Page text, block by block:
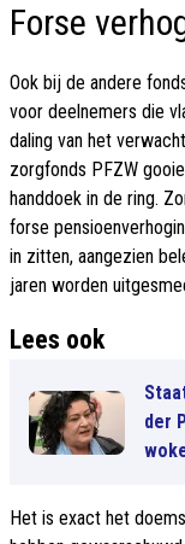
Forse
Ook bij de andere
voor deelnemers die
daling van het
zorgfonds PFZW
handdoek in de ring.
forse
in zitten, aangezien
jaren worden
Lees ook
der
Het is exact het